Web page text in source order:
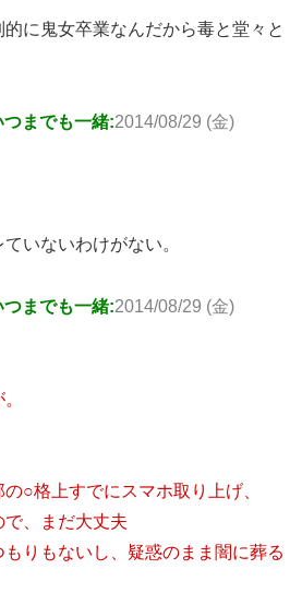
に鬼女卒業なんだから毒と堂々と
までも一緒:2014/08/29 (金)
いないわけがない。
までも一緒:2014/08/29 (金)
○格上すでにスマホ取り上げ、
、まだ大丈夫
りもないし、疑惑のまま闇に葬る